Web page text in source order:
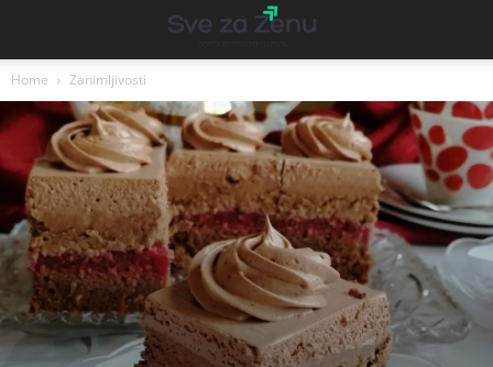
Home Zanimljivosti